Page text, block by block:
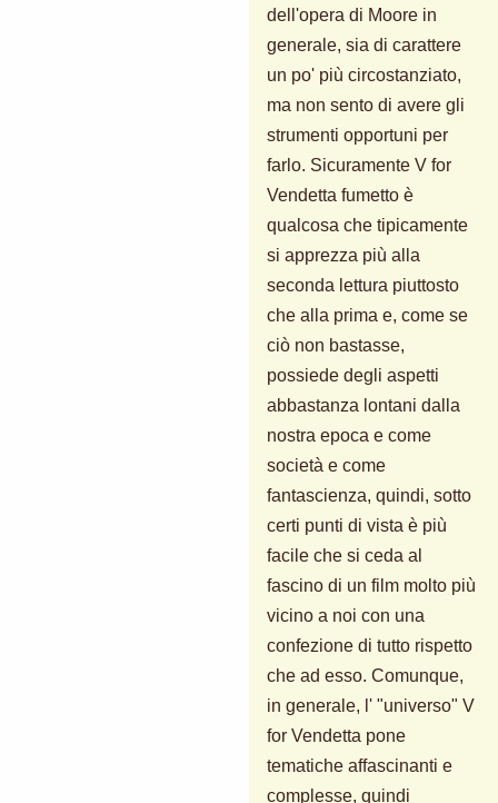
dell'opera di Moore in
generale, sia di carattere
un po' più circostanziato,
ma non sento di avere gli
strumenti opportuni per
farlo. Sicuramente V for
Vendetta fumetto è
qualcosa che tipicamente
si apprezza più alla
seconda lettura piuttosto
che alla prima e, come se
ciò non bastasse,
possiede degli aspetti
abbastanza lontani dalla
nostra epoca e come
società e come
fantascienza, quindi, sotto
certi punti di vista è più
facile che si ceda al
fascino di un film molto più
vicino a noi con una
confezione di tutto rispetto
che ad esso. Comunque,
in generale, l' "universo" V
for Vendetta pone
tematiche affascinanti e
complesse, quindi